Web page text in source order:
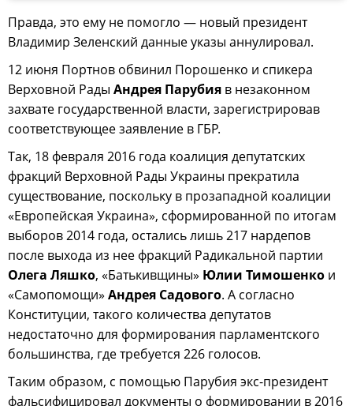
Правда, это ему не помогло — новый президент
Владимир Зеленский данные указы аннулировал.
12 июня Портнов обвинил Порошенко и спикера
Верховной Рады Андрея Парубия в незаконном
захвате государственной власти, зарегистрировав
соответствующее заявление в ГБР.
Так, 18 февраля 2016 года коалиция депутатских
фракций Верховной Рады Украины прекратила
существование, поскольку в прозападной коалиции
«Европейская Украина», сформированной по итогам
выборов 2014 года, остались лишь 217 нардепов
после выхода из нее фракций Радикальной партии
Олега Ляшко, «Батькивщины» Юлии Тимошенко и
«Самопомощи» Андрея Садового. А согласно
Конституции, такого количества депутатов
недостаточно для формирования парламентского
большинства, где требуется 226 голосов.
Таким образом, с помощью Парубия экс-президент
фальсифицировал документы о формировании в 2016